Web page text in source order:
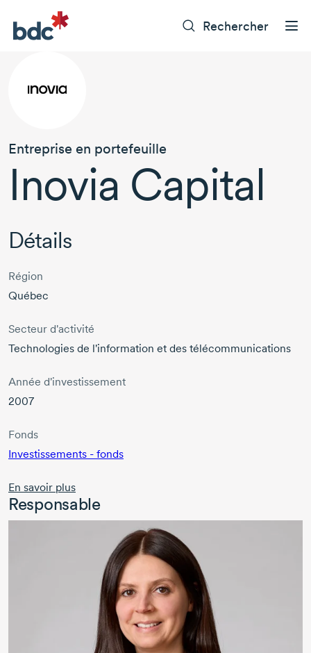
Rechercher
Entreprise en portefeuille
Inovia Capital
Détails
Région
Québec
Secteur d'activité
Technologies de l'information et des télécommunications
Année d'investissement
2007
Fonds
Investissements - fonds
En savoir plus
Responsable